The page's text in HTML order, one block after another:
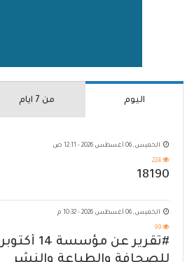
اليوم من 7 ايام
الخميس, 06 أغسطس 2026 - 12:11 ص
224
18190
الخميس, 06 أغسطس 2026 - 10:32 م
99
#تقرير عن مؤسسة 14 أكتوبر